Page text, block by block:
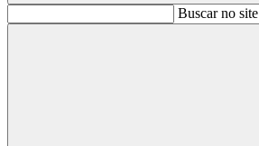
BuscarBuscar no site